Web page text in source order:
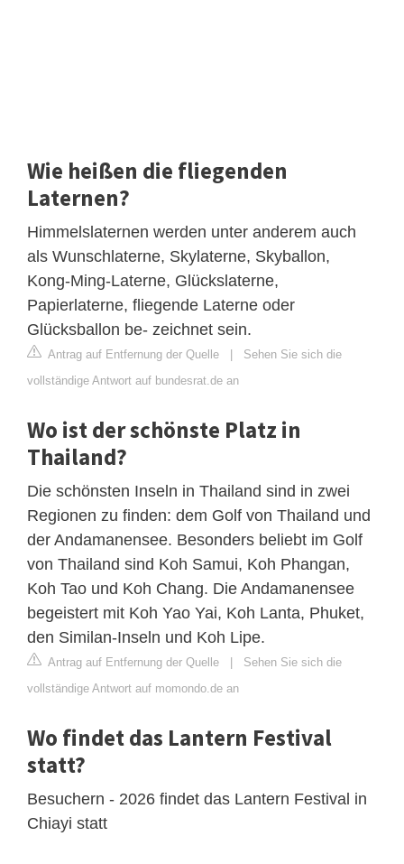
Wie heißen die fliegenden
Laternen?
Himmelslaternen werden unter anderem auch
als Wunschlaterne, Skylaterne, Skyballon,
Kong-Ming-Laterne, Glückslaterne,
Papierlaterne, fliegende Laterne oder
Glücksballon be- zeichnet sein.
Antrag auf Entfernung der Quelle | Sehen Sie sich die
vollständige Antwort auf bundesrat.de an
Wo ist der schönste Platz in
Thailand?
Die schönsten Inseln in Thailand sind in zwei
Regionen zu finden: dem Golf von Thailand und
der Andamanensee. Besonders beliebt im Golf
von Thailand sind Koh Samui, Koh Phangan,
Koh Tao und Koh Chang. Die Andamanensee
begeistert mit Koh Yao Yai, Koh Lanta, Phuket,
den Similan-Inseln und Koh Lipe.
Antrag auf Entfernung der Quelle | Sehen Sie sich die
vollständige Antwort auf momondo.de an
Wo findet das Lantern Festival
statt?
Besuchern - 2026 findet das Lantern Festival in
Chiayi statt